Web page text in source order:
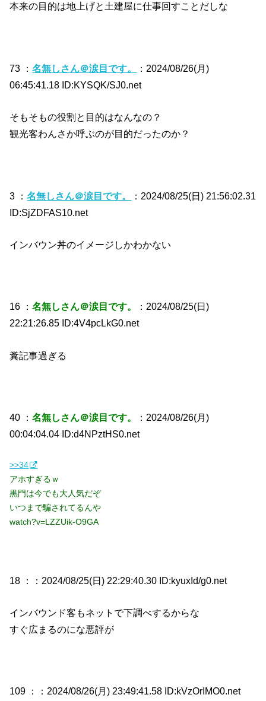
本来の目的は地上げと土建屋に仕事回すことだしな
73 ：名無しさん＠涙目です。
：2024/08/26(月)
06:45:41.18 ID:KYSQK/SJ0.net
そもそもの役割と目的はなんなの？
観光客わんさか呼ぶのが目的だったのか？
3 ：名無しさん＠涙目です。
：2024/08/25(日) 21:56:02.31
ID:SjZDFAS10.net
インバウン丼のイメージしかわかない
16 ：名無しさん＠涙目です。
：2024/08/25(日)
22:21:26.85 ID:4V4pcLkG0.net
糞記事過ぎる
40 ：名無しさん＠涙目です。
：2024/08/26(月)
00:04:04.04 ID:d4NPztHS0.net
>>34
アホすぎるｗ
黒門は今でも大人気だぞ
いつまで騙されてるんや
watch?v=LZZUik-O9GA
18 ： ：2024/08/25(日) 22:29:40.30 ID:kyuxId/g0.net
インバウンド客もネットで下調べするからな
すぐ広まるのにな悪評が
109 ： ：2024/08/26(月) 23:49:41.58 ID:kVzOrIMO0.net